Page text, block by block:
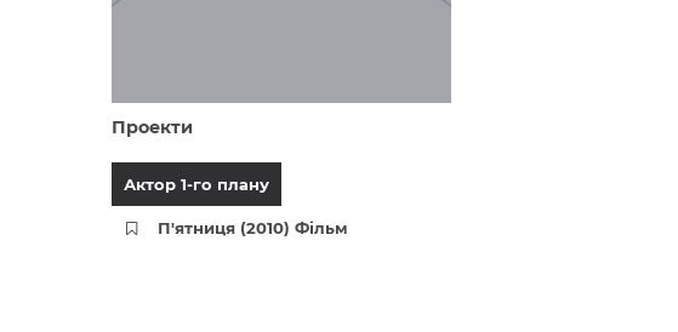
Проекти
Актор 1-го плану
П'ятниця (2010) Фільм